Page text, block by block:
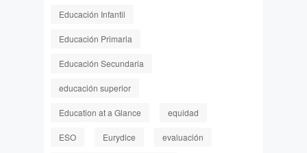
Educación Infantil
Educación Primaria
Educación Secundaria
educación superior
Education at a Glance equidad
ESO Eurydice evaluación